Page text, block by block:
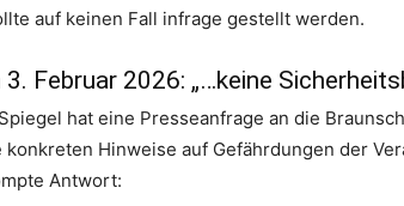
auf keinen Fall infrage gestellt werden.
Februar 2026: „…keine
hat eine Presseanfrage an die
Hinweise auf Gefährdungen der
Antwort: